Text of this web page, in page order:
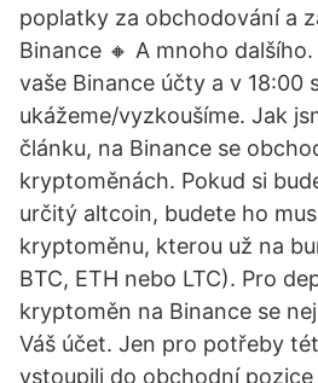
poplatky za obchodování a
Binance 🔸️ A mnoho
vaše Binance účty a v 18:00
ukážeme/vyzkoušíme. Jak
článku, na Binance se
kryptoměnách. Pokud si
určitý altcoin, budete ho
kryptoměnu, kterou už na
BTC, ETH nebo LTC). Pro
kryptoměn na Binance se
Váš účet. Jen pro potřeby
vstoupili do obchodní pozice